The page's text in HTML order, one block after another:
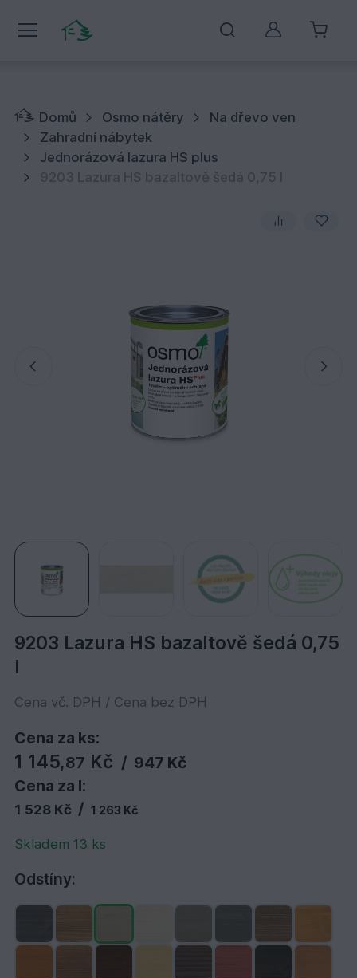
Můj účet
Domů Osmo nátěry
Na dřevo ven
Zahradní nábytek
Jednorázová lazura HS plus
9203 Lazura HS bazaltově šedá 0,75 l
9203 Lazura HS bazaltově šedá 0,75
l
Cena vč. DPH / Cena bez DPH
Cena za ks:
1 145,87 Kč / 947 Kč
Cena za l:
1 528 Kč / 1 263 Kč
Skladem 13 ks
Odstíny: